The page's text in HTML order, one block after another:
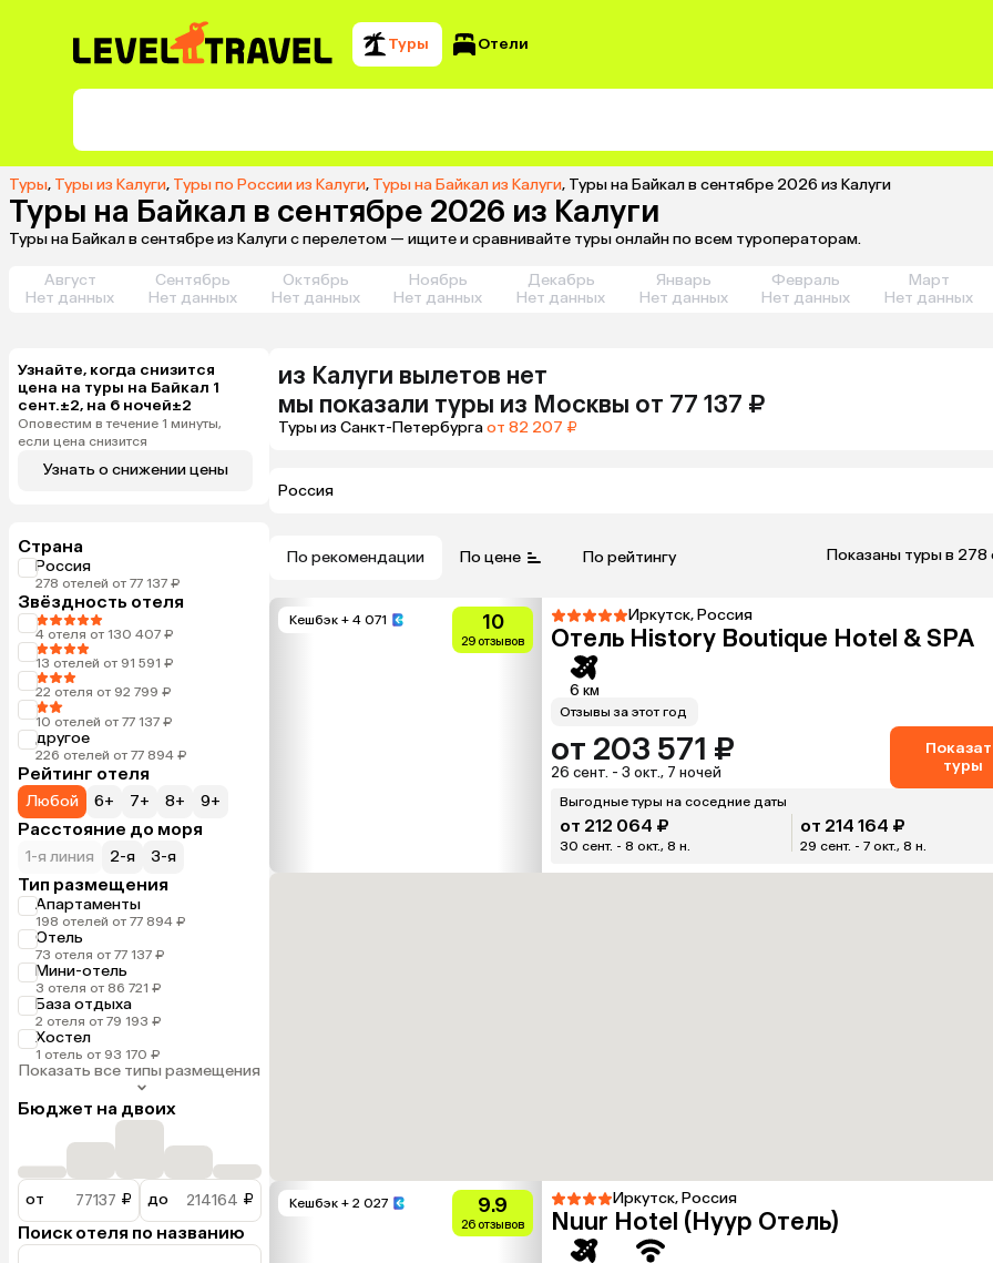
Туры Отели
Туры, Туры из Калуги, Туры по России из Калуги, Туры на Байкал из Калуги, Туры на Байкал в сентябре 2026 из Калуги
Туры на Байкал в сентябре 2026 из Калуги
Туры на Байкал в сентябре из Калуги с перелетом — ищите и сравнивайте туры онлайн по всем туроператорам.
Август
Нет данных
Сентябрь
Нет данных
Октябрь
Нет данных
Ноябрь
Нет данных
Декабрь
Нет данных
Январь
Нет данных
Февраль
Нет данных
Март
Нет данных
Узнайте, когда снизится
цена на туры на Байкал 1
сент.±2, на 6 ночей±2
Оповестим в течение 1 минуты,
если цена снизится
Узнать о снижении цены
Страна
Россия
278 отелей от 77 137 ₽
Звёздность отеля
4 отеля от 130 407 ₽
13 отелей от 91 591 ₽
22 отеля от 92 799 ₽
10 отелей от 77 137 ₽
другое
226 отелей от 77 894 ₽
Рейтинг отеля
Любой 6+ 7+ 8+ 9+
Расстояние до моря
1-я линия 2-я 3-я
Тип размещения
Апартаменты
198 отелей от 77 894 ₽
Отель
73 отеля от 77 137 ₽
Мини-отель
3 отеля от 86 721 ₽
База отдыха
2 отеля от 79 193 ₽
Хостел
1 отель от 93 170 ₽
Показать все типы размещения
Бюджет на двоих
от ₽ до ₽
Поиск отеля по названию
из Калуги вылетов нет
мы показали туры из Москвы от 77 137 ₽
Туры из Санкт-Петербургаот 82 207 ₽
Россия
По рекомендации По цене По рейтингу Показаны туры в 278
Кешбэк + 4 071 10
29 отзывов
Иркутск, Россия
Отель History Boutique Hotel & SPA
6 км
Отзывы за этот год
от 203 571 ₽
26 сент. - 3 окт., 7 ночей
туры
Выгодные туры на соседние даты
от 212 064 ₽
30 сент. - 8 окт., 8 н.
от 214 164 ₽
29 сент. - 7 окт., 8 н.
Кешбэк + 2 027 9.9
26 отзывов
Иркутск, Россия
Nuur Hotel (Нуур Отель)